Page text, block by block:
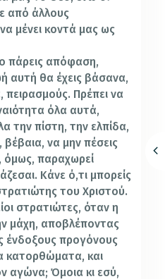
από άλλους
μένει κοντά μας ως
πάρεις απόφαση,
αυτή θα έχεις βάσανα,
πειρασμούς. Πρέπει να
όλα αυτά,
την πίστη, την ελπίδα,
να μην πέσεις
όμως, παραχωρεί
Κάνε ό,τι μπορείς
του Χριστού.
στρατιώτες, όταν η
μάχη, αποβλέποντας
ένδοξους προγόνους
κατορθώματα, και
αγώνα; Όμοια κι εσύ,